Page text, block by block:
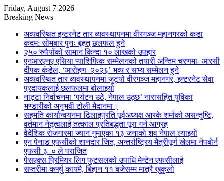
Friday, August 7 2026
Breaking News
अव्यवस्थित इन्टरनेट तार व्यवस्थापनमा वीरगञ्ज महानगरको कडा
कदम: सोमबार पुनः बृहत् छलफल हुने
२५० रुपैयाँको सामान किन्दा १० लाखको उपहार
एनआरएनए एसिया प्याशिफिक सम्मेलनको तयारी अन्तिम चरणमा- आरसी
दीपक कंडेल, ‘आरोहण–२०२६’ भव्य र सभ्य सम्मेलन हुने
अव्यवस्थित तार व्यवस्थापनमा जुट्यो वीरगञ्ज महानगर, इन्टरनेट सेवा
प्रदायकलाई छलफलमा बोलाइयो
नाट्टा निर्वाचनमा ‘पर्यटन उठे, नेपाल उठ्छ’ नारासहित युविका
भण्डारीको अनुभवी टोली मैदानमा।
सहमति कार्यान्वयनमा ढिलाइप्रति पूर्वअध्यक्ष आरके शर्माको असन्तुष्टि,
वर्तमान नेतृत्वलाई तत्काल प्रतिबद्धता पूरा गर्न आग्रह
वैदेशिक रोजगारमा ज्यान गुमाएका १३ जनाको शव नेपाल ल्याइयो
एन पेनाङ एफसीको शानदार जित, अन्तर्राष्ट्रिय मैत्रीपूर्ण खेलमा नेपबोर्न
एफसी ३–० ले पराजित
पेसएक्स प्रिमियर लिग फुटसलको उपाधि मेन्टेन एफसीलाई
सप्तरीमा कर्फ्यु कायमै, बिहान ११ बजेसम्म मात्रै खुकुलो